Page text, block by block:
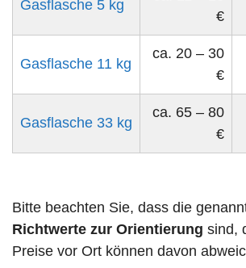
Gasflasche 5 kg
€
Gasflasche 11 kg
ca. 20 – 30
€
Gasflasche 33 kg
ca. 65 – 80
€
Bitte beachten Sie, dass die
Richtwerte zur Orientierung sind,
Preise vor Ort können davon